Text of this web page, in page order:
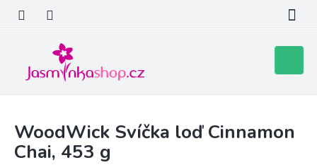
obsah
košík
WoodWick Svíčka loď Cinnamon
Chai, 453 g